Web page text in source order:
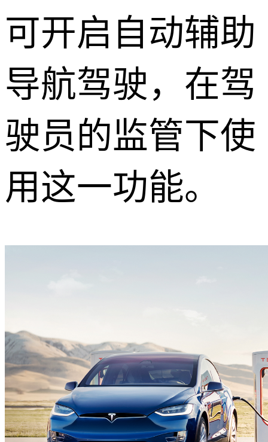
可开启自动辅助
导航驾驶，在驾
驶员的监管下使
用这一功能。